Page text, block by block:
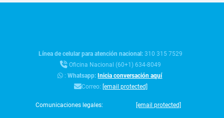
Línea de celular para atención nacional:310 315 7529
Oficina Nacional (60+1) 634-8049
:Whatsapp: Inicia conversación aquí
Correo: [email protected]
Comunicaciones legales: [email protected]